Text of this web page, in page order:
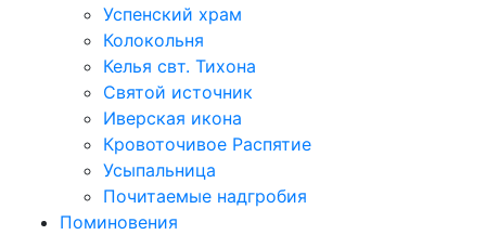
Успенский храм
Колокольня
Келья свт. Тихона
Святой источник
Иверская икона
Кровоточивое Распятие
Усыпальница
Почитаемые надгробия
Поминовения